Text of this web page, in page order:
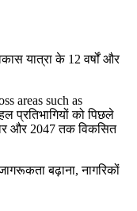
यात्रा के 12 वर्षों और
areas such as
प्रतिभागियों को पिछले
और 2047 तक विकसित
बढ़ाना, नागरिकों